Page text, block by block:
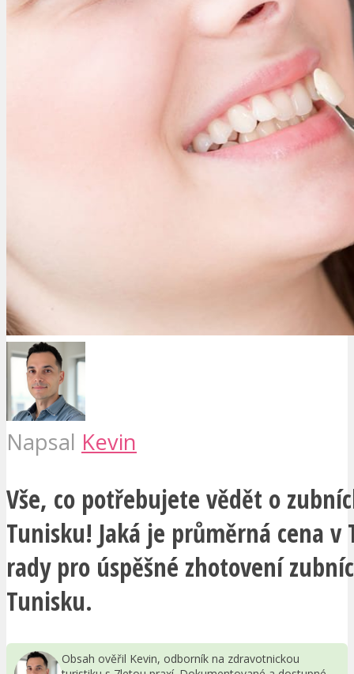
Napsal Kevin
Vše, co potřebujete vědět o
Tunisku! Jaká je průměrná cena v
rady pro úspěšné zhotovení
Tunisku.
Obsah ověřil Kevin, odborník na zdravotnickou